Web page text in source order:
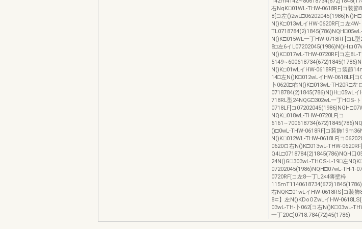
右NqK□01WL-THW-0618RF[コ装
8[コ左
N()K□013wLイHW-0620RF[コ左4W-
N()K□015WL一丁HW-0718RF[コL
8□左6イL07202045(1986)N()Hロ
N()K□017wL-THW-0720RF[コ左8L-
N()K□01wLイHW-0618RF[コ装節
14□左N()K□012wLイHW-0618LF[
卜0620□右N()K□013wL-TH20R□左
0718784(2)1845(786)N()H□05wLイ
718RL型24NQG□302wL一丁HCS-
0718LF[コ
NQK□018wL-THW-0720LF[コ
()□0wL-THW-0618RF[コ装飾
N()K□012WL-THW-0618LF[コ
0620ロ右N()K□013wL-THW-
Q4L□0718784(2)1845(786)NQH口
24N()G□303wL-THCS-L-19□左
07202045(1986)NQH□07wL-TH-1-
0720RF[コ左8一丁L2×4薄壁枠
右NQK□01wLイHW-0618RS[コ装
8⊂】左N()KDoOZwLイHW-
03wL-TH-卜062[コ右N()K□03wL-
一丁20⊂]0718.784(72)45(1786)